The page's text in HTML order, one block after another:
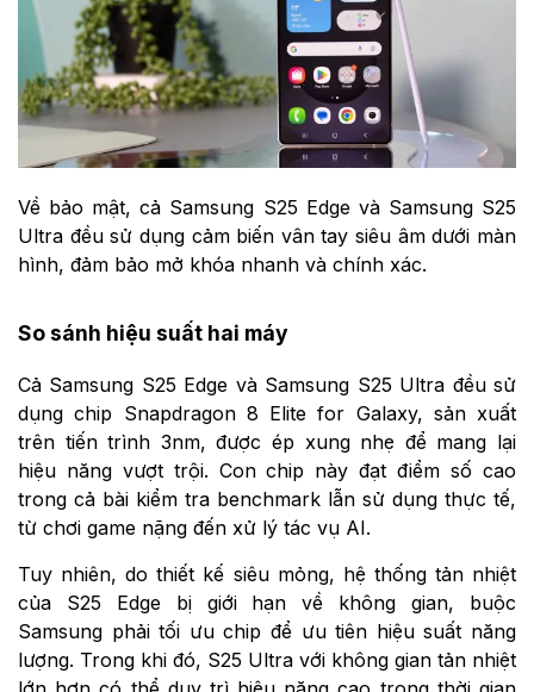
Về bảo mật, cả Samsung S25 Edge và Samsung S25
Ultra đều sử dụng cảm biến vân tay siêu âm dưới màn
hình, đảm bảo mở khóa nhanh và chính xác.
So sánh hiệu suất hai máy
Cả Samsung S25 Edge và Samsung S25 Ultra đều sử
dụng chip Snapdragon 8 Elite for Galaxy, sản xuất
trên tiến trình 3nm, được ép xung nhẹ để mang lại
hiệu năng vượt trội. Con chip này đạt điểm số cao
trong cả bài kiểm tra benchmark lẫn sử dụng thực tế,
từ chơi game nặng đến xử lý tác vụ AI.
Tuy nhiên, do thiết kế siêu mỏng, hệ thống tản nhiệt
của S25 Edge bị giới hạn về không gian, buộc
Samsung phải tối ưu chip để ưu tiên hiệu suất năng
lượng. Trong khi đó, S25 Ultra với không gian tản nhiệt